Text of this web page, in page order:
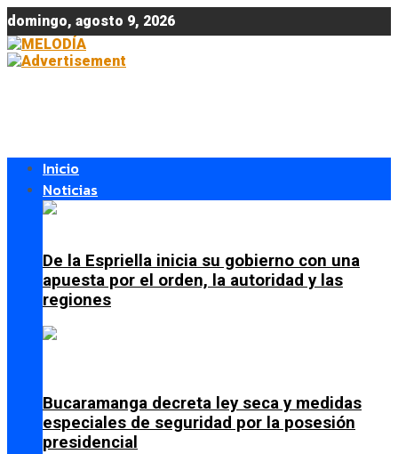
domingo, agosto 9, 2026
Inicio
Noticias
De la Espriella inicia su gobierno con una
apuesta por el orden, la autoridad y las
regiones
Bucaramanga decreta ley seca y medidas
especiales de seguridad por la posesión
presidencial